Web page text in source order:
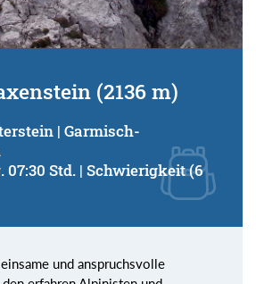
(2136 m)
| Garmisch-
07:30 Std. | Schwierigkeit (6
und anspruchsvolle